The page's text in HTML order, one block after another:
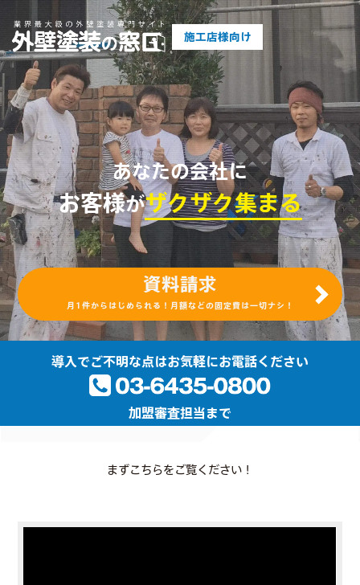
施工店様向け
あなたの会社に
お客様がザクザク集まる
資料請求
月1件からはじめられる！月額などの固定費は一切ナシ！
導入でご不明な点はお気軽にお電話ください
加盟審査担当まで
まずこちらをご覧ください！